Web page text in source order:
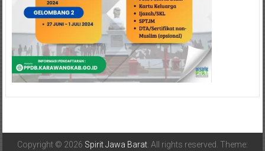
Copyright © 2026 Spirit Jawa Barat . All rights reserved. Theme: